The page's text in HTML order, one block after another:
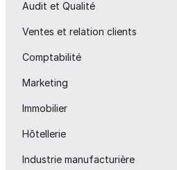
Audit et Qualité
Ventes et relation clients
Comptabilité
Marketing
Immobilier
Hôtellerie
Industrie manufacturière